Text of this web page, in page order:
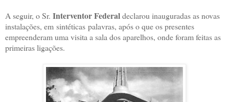
A seguir, o Sr. Interventor Federaldeclarou inauguradas as novas
instalações, em sintéticas palavras, após o que os presentes
empreenderam uma visita a sala dos aparelhos, onde foram feitas as
primeiras ligações.